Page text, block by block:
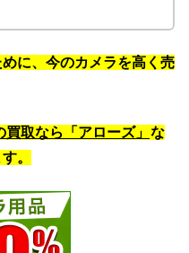
に、今のカメラを高く売
取なら「アローズ」 な
。